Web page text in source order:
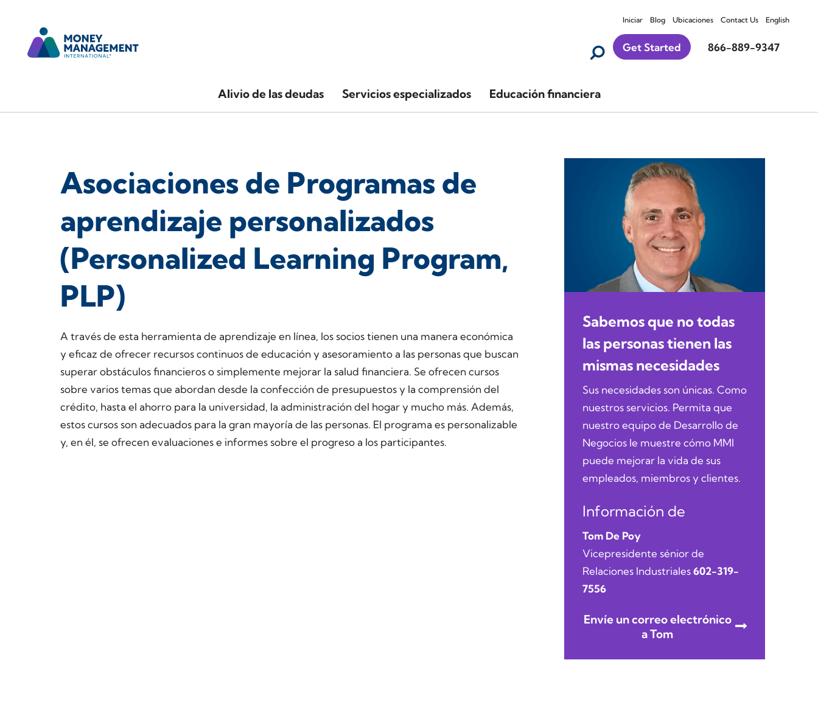
Iniciar Blog Ubicaciones Contact Us English
Get Started 866-889-9347
Alivio de las deudas Servicios especializados Educación financiera
Asociaciones de Programas de
aprendizaje personalizados
(Personalized Learning Program,
PLP)
A través de esta herramienta de aprendizaje en línea, los socios tienen una manera económica
y eficaz de ofrecer recursos continuos de educación y asesoramiento a las personas que buscan
superar obstáculos financieros o simplemente mejorar la salud financiera. Se ofrecen cursos
sobre varios temas que abordan desde la confección de presupuestos y la comprensión del
crédito, hasta el ahorro para la universidad, la administración del hogar y mucho más. Además,
estos cursos son adecuados para la gran mayoría de las personas. El programa es personalizable
y, en él, se ofrecen evaluaciones e informes sobre el progreso a los participantes.
Sabemos que no todas
las personas tienen las
mismas necesidades
Sus necesidades son únicas. Como
nuestros servicios. Permita que
nuestro equipo de Desarrollo de
Negocios le muestre cómo MMI
puede mejorar la vida de sus
empleados, miembros y clientes.
Información de
Tom De Poy
Vicepresidente sénior de
Relaciones Industriales602-319-
7556
Envíe un correo electrónico
a Tom